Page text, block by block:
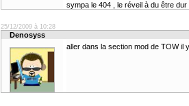
sympa le 404 , le réveil à du être dur
25/12/2009 à 10:28
Denosyss
aller dans la section mod de TOW il